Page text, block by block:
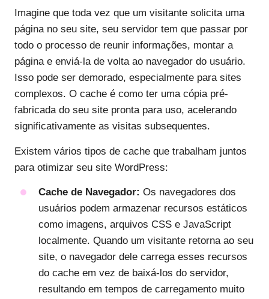
Imagine que toda vez que um visitante solicita uma
página no seu site, seu servidor tem que passar por
todo o processo de reunir informações, montar a
página e enviá-la de volta ao navegador do usuário.
Isso pode ser demorado, especialmente para sites
complexos. O cache é como ter uma cópia pré-
fabricada do seu site pronta para uso, acelerando
significativamente as visitas subsequentes.
Existem vários tipos de cache que trabalham juntos
para otimizar seu site WordPress:
Cache de Navegador: Os navegadores dos
usuários podem armazenar recursos estáticos
como imagens, arquivos CSS e JavaScript
localmente. Quando um visitante retorna ao seu
site, o navegador dele carrega esses recursos
do cache em vez de baixá-los do servidor,
resultando em tempos de carregamento muito